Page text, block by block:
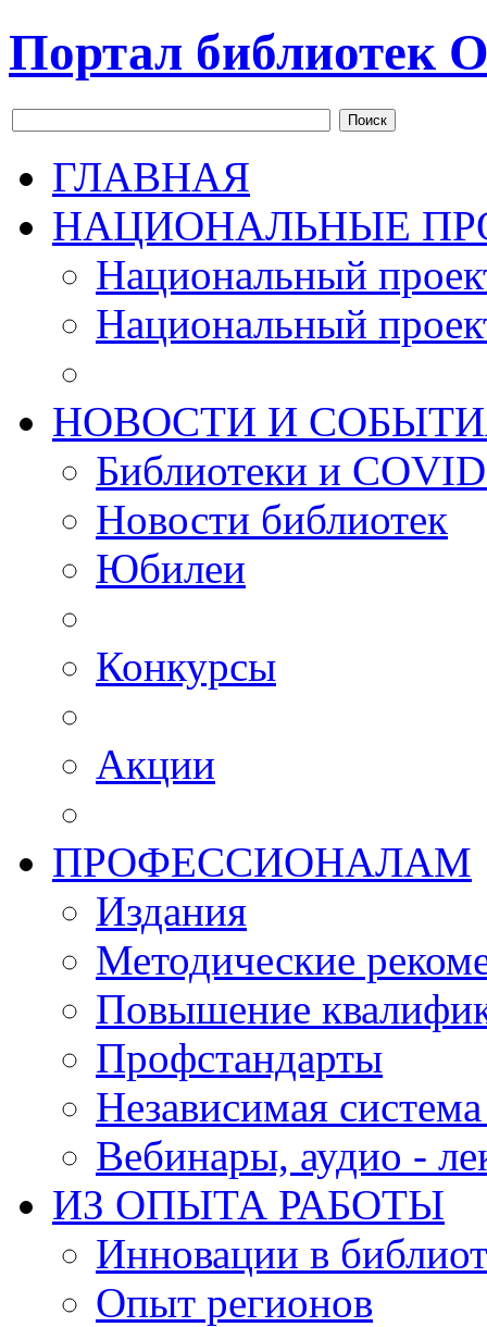
Портал библиотек
Поиск
ГЛАВНАЯ
НАЦИОНАЛЬНЫЕ
Национальный
Национальный
НОВОСТИ И
Библиотеки и
Новости библиотек
Юбилеи
Конкурсы
Акции
ПРОФЕССИОНАЛАМ
Издания
Методические
Повышение
Профстандарты
Независимая
Вебинары, аудио -
ИЗ ОПЫТА РАБОТЫ
Инновации в
Опыт регионов